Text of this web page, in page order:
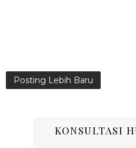
Posting Lebih Baru
KONSULTASI